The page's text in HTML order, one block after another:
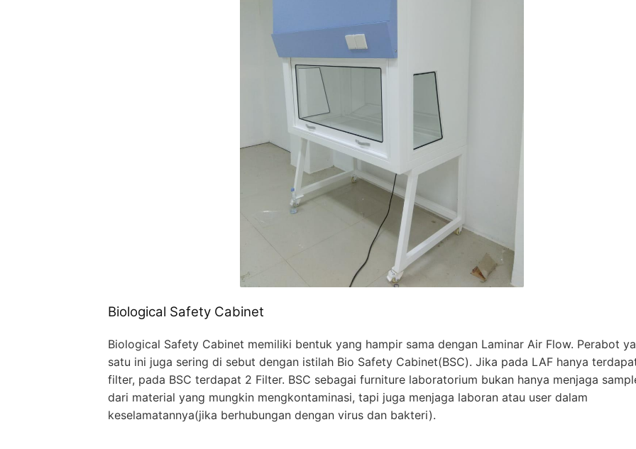
Biological Safety Cabinet
Biological Safety Cabinet memiliki bentuk yang hampir sama dengan Laminar Air Flow. Perabot
satu ini juga sering di sebut dengan istilah Bio Safety Cabinet(BSC). Jika pada LAF hanya
filter, pada BSC terdapat 2 Filter. BSC sebagai furniture laboratorium bukan hanya menjaga
dari material yang mungkin mengkontaminasi, tapi juga menjaga laboran atau user dalam
keselamatannya(jika berhubungan dengan virus dan bakteri).